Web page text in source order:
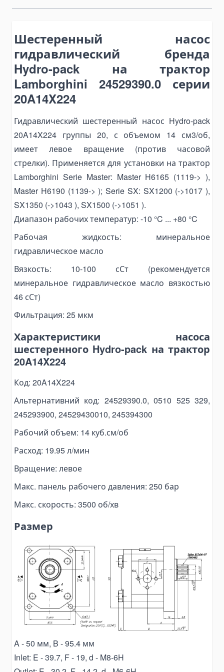
Punching and Pressing Tools
Hydraulic Presses
Pneumatic Punching Machines
Hydraulic Punching Tools
Electric Hydraulic Punching Machines
Manual Arbor Presses
Expander and Spreader Tools
Mechanical Flange Spreaders
Hydraulic Flange Spreaders
Pipe Expanders
Баки на тягачи
Масляные гидравлические баки
Топливные баки
Комплектующие для баков
Электрогидравлика
Мини-маслостанции
Электромоторы
Комплектующие для маслостанций
Alat Angkut Barang
Chain Block
Lever Block
Ratchet Load Binder
Lever Load Binder
Ratchet Pullers
Lifting Hooks
Lifting Clamps
Pallet Clamps
Lift Tables
Skid Rollers
Lifting Crowbars
Geared Trolley
Electric Hoist Trolley
Automotive Tools and Equipment
Body Repair Tools
Transmission Repair Tools
Suspension Repair Tools
Spring Compressors and Strut Tools
Tire Maintenance Tools
Cooling System Tools
Шестеренный насос
гидравлический бренда
Hydro-pack на трактор
Lamborghini 24529390.0 серии
20A14X224
Гидравлический шестеренный насос Hydro-pack
20A14X224 группы 20, с объемом 14 см3/об,
имеет левое вращение (против часовой
стрелки). Применяется для установки на трактор
Lamborghini Serie Master: Master H6165 (1119-> ),
Master H6190 (1139-> ); Serie SX: SX1200 (->1017 ),
SX1350 (->1043 ), SX1500 (->1051 ).
Диапазон рабочих температур: -10 °C ... +80 °C
Рабочая жидкость: минеральное
гидравлическое масло
Вязкость: 10-100 сСт (рекомендуется
минеральное гидравлическое масло вязкостью
46 сСт)
Фильтрация: 25 мкм
Характеристики насоса
шестеренного Hydro-pack на трактор
20A14X224
Код: 20A14X224
Альтернативний код: 24529390.0, 0510 525 329,
245293900, 24529430010, 245394300
Рабочий объем: 14 куб.см/об
Расход: 19.95 л/мин
Вращение: левое
Макс. панель рабочего давления: 250 бар
Макс. скорость: 3500 об/хв
Размер
A - 50 мм, B - 95.4 мм
Inlet: E - 39.7, F - 19, d - M8-6H